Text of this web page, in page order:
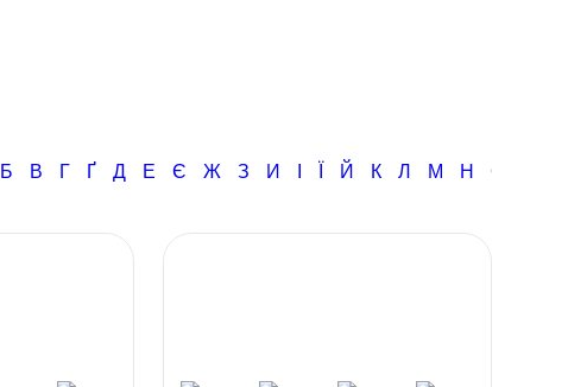
Б В Г Ґ Д Е Є Ж З И І Ї Й К Л М Н О